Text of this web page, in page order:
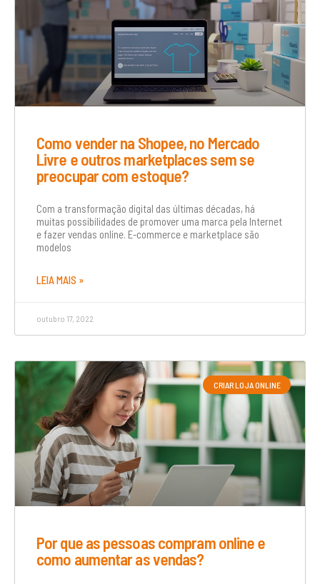
Como vender na Shopee, no Mercado
Livre e outros marketplaces sem se
preocupar com estoque?
Com a transformação digital das últimas décadas, há
muitas possibilidades de promover uma marca pela Internet
e fazer vendas online. E-commerce e marketplace são
modelos
LEIA MAIS »
outubro 17, 2022
CRIAR LOJA ONLINE
Por que as pessoas compram online e
como aumentar as vendas?